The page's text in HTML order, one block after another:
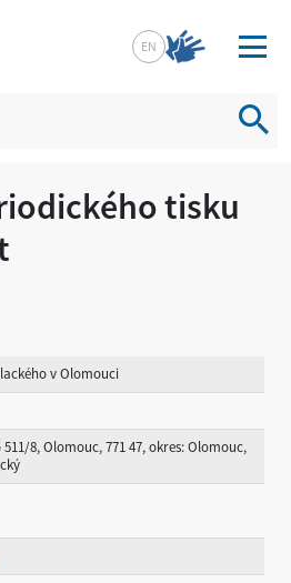
EN
tisku
v Olomouci
8, Olomouc, 771 47, okres: Olomouc,